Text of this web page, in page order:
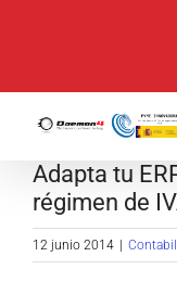
Adapta tu
régimen de
12 junio 2014